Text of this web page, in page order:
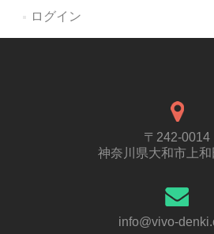
ログイン
〒242-0014
神奈川県大和市上
info@vivo-